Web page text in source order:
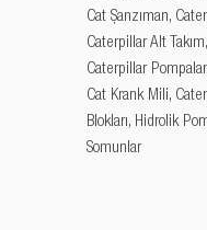
Cat Şanzıman,
Caterpillar Alt
Caterpillar
Cat Krank Mili,
Blokları, Hidrolik
Somunlar